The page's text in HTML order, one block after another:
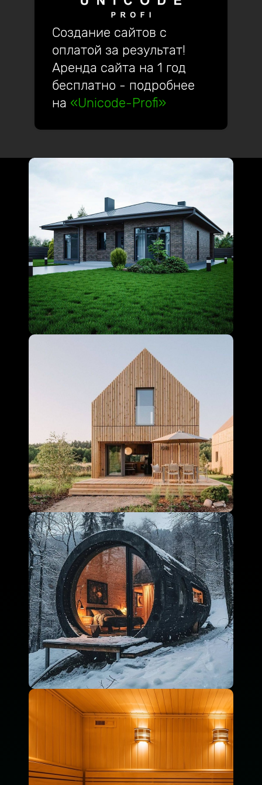
Создание сайтов с
оплатой за результат!
Аренда сайта на 1 год
бесплатно - подробнее
на «Unicode-Profi»